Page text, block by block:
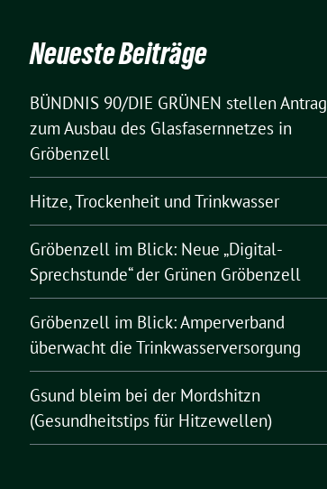
Neueste Beiträge
BÜNDNIS 90/DIE GRÜNEN stellen Antrag
zum Ausbau des Glasfasernnetzes in
Gröbenzell
Hitze, Trockenheit und Trinkwasser
Gröbenzell im Blick: Neue „Digital-
Sprechstunde“ der Grünen Gröbenzell
Gröbenzell im Blick: Amperverband
überwacht die Trinkwasserversorgung
Gsund bleim bei der Mordshitzn
(Gesundheitstips für Hitzewellen)